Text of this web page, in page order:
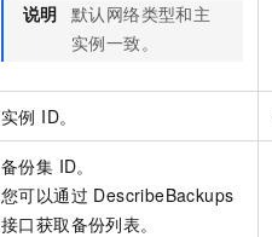
说明 默认网络类型和主
实例一致。
实例 ID。
备份集 ID。
您可以通过 DescribeBackups
接口获取备份列表。